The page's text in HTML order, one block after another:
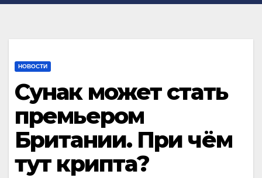
НОВОСТИ
Сунак может стать
премьером
Британии. При чём
тут крипта?